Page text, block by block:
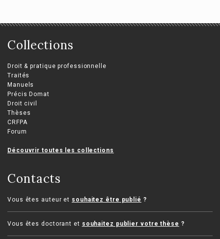
Collections
Droit & pratique professionnelle
Traités
Manuels
Précis Domat
Droit civil
Thèses
CRFPA
Forum
Découvrir toutes les collections
Contacts
Vous êtes auteur et souhaitez être publié ?
Vous êtes doctorant et souhaitez publier votre thèse ?